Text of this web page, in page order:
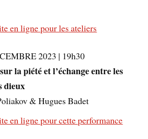
en ligne pour les ateliers
2023 | 19h30
la piété et l’échange entre les
dieux
& Hugues Badet
en ligne pour cette performance